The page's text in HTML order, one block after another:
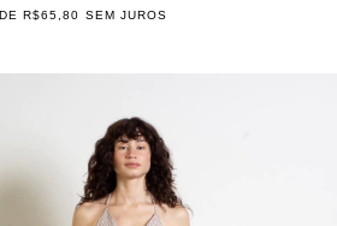
R$65,80 SEM JUROS